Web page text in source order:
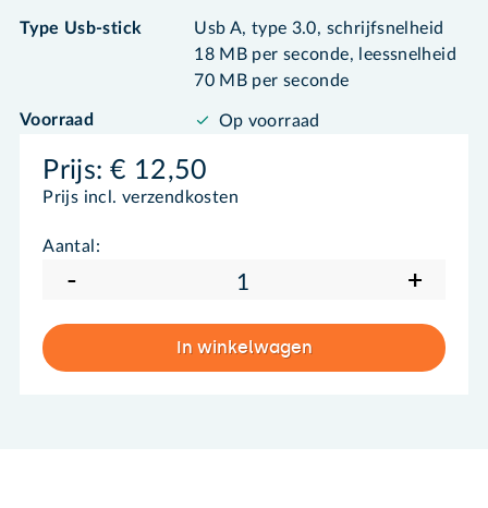
Type Usb-stick
Usb A, type 3.0, schrijfsnelheid
18 MB per seconde, leessnelheid
70 MB per seconde
Voorraad Op voorraad
Prijs:€ 12,50
Prijs incl. verzendkosten
Aantal:
- +
In winkelwagen